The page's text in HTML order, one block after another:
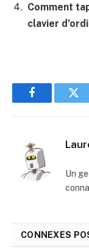
Comment
clavier
Facebook
Un
CONNEXES